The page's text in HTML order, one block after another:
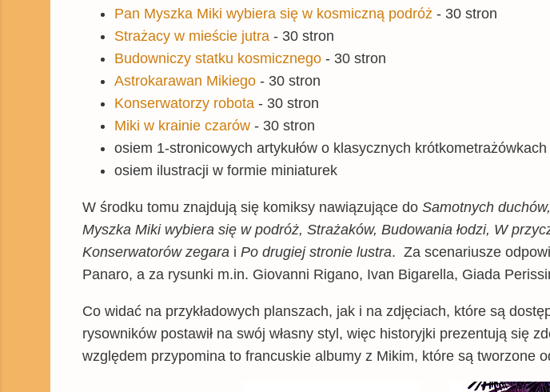
Pan Myszka Miki wybiera się w kosmiczną podróż - 30 stron
Strażacy w mieście jutra - 30 stron
Budowniczy statku kosmicznego - 30 stron
Astrokarawan Mikiego - 30 stron
Konserwatorzy robota - 30 stron
Miki w krainie czarów - 30 stron
osiem 1-stronicowych artykułów o klasycznych krótkometrażówkach
osiem ilustracji w formie miniaturek
W środku tomu znajdują się komiksy nawiązujące do Samotnych
Myszka Miki wybiera się w podróż, Strażaków, Budowania łodzi, W
Konserwatorów zegara i Po drugiej stronie lustra. Za scenariusze
Panaro, a za rysunki m.in. Giovanni Rigano, Ivan Bigarella, Giada
Co widać na przykładowych planszach, jak i na zdjęciach, które są
rysowników postawił na swój własny styl, więc historyjki prezentują się
względem przypomina to francuskie albumy z Mikim, które są tworzone